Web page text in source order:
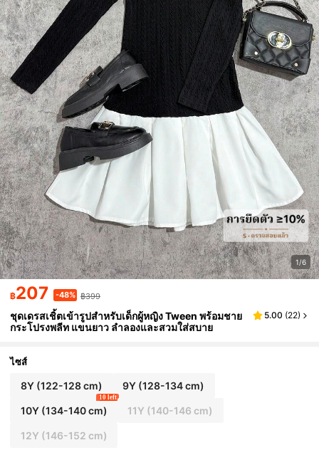
1/6
฿207 -48% ฿399
ชุดเดรสเชิ้ตเข้ารูปสำหรับเด็กผู้หญิง Tween พร้อมชาย
กระโปรงพลีท แขนยาว ลำลองและสวมใส่สบาย
5.00 (22)
ไซส์
8Y(122-128 cm) 9Y (128-134 cm)
10Y(134-140 cm)
10 left
11Y (140-146 cm)
12Y (146-152 cm)